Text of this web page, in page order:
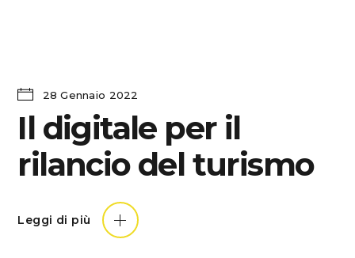
28 Gennaio 2022
Il digitale per il
rilancio del turismo
Leggi di più